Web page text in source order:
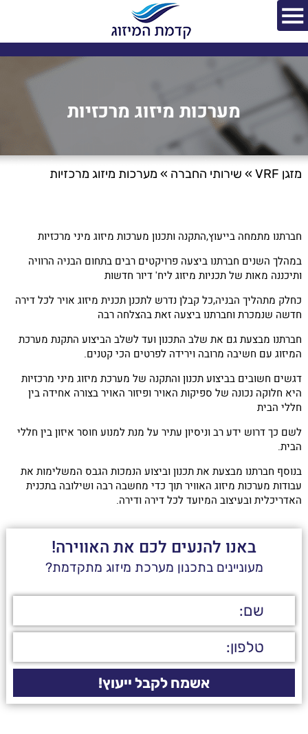
מערכות מיזוג מרכזיות
מזגן VRF » שירותי החברה » מערכות מיזוג מרכזיות
חברתנו מתמחה בייעוץ,התקנה ותכנון מערכות מיזוג מיני מרכזיות
במהלך השנים חברתנו ביצעה פרויקטים רבים בתחום הבניה הרוויה
ותיכננה מאות של תכניות מיזוג ליח' דיור חדשות
כחלק מתהליך הבניה,כל קבלן נדרש לתכנן תכנית מיזוג אויר לכל דירה
חדשה שנמכרת וחברתנו ביצעה זאת בהצלחה רבה
חברתנו מבצעת גם את שלב התכנון ועד לשלב הביצוע התקנת מערכת
המיזוג עם חשיבה מרובה וירידה לפרטים הכי קטנים.
דגשים חשובים בביצוע תכנון והתקנה של מערכת מיזוג מיני מרכזיות
היא חלוקה נכונה של ספיקות האויר ופיזור האויר בצורה אחידה בין
חללי הבית
לשם כך דרוש ידע רב וניסיון עתיר על מנת למנוע חוסר איזון בין חללי
הבית.
בנוסף חברתנו מבצעת את תכנון וביצוע הנמכות הגבס המשלימות את
עבודות מערכות מיזוג האוויר תוך כדי מחשבה רבה ושילובה בתכנית
האדריכלית ובעיצוב המיועד לכל דירה ודירה.
באנו להנעים לכם את האווירה!
מעוניינים בתכנון מערכת מיזוג מתקדמת?